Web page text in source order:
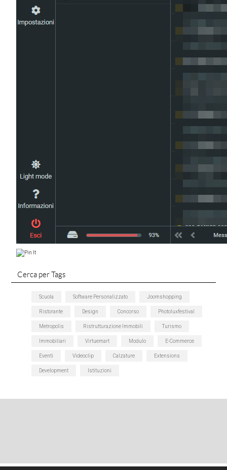
Cerca per Tags
Scuola Software Personalizzato Joomshopping
Ristorante Design Concorso Photoluxfestival
Metropolis Ristrutturazione Immobili Turismo
Immobiliari Virtuemart Modulo E-Commerce
Eventi Videoclip Calzature Extensions
Development Istituzioni